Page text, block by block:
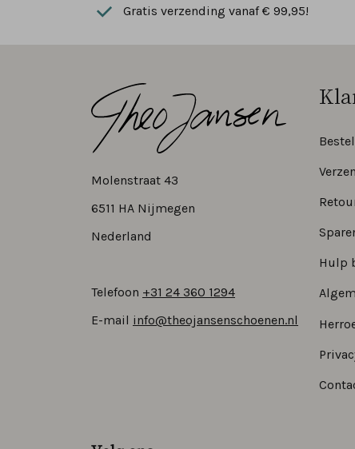
Gratis verzending vanaf € 99,95!
Molenstraat 43
6511 HA Nijmegen
Nederland
Telefoon +31 24 360 1294
E-mail info@theojansenschoenen.nl
Hulp